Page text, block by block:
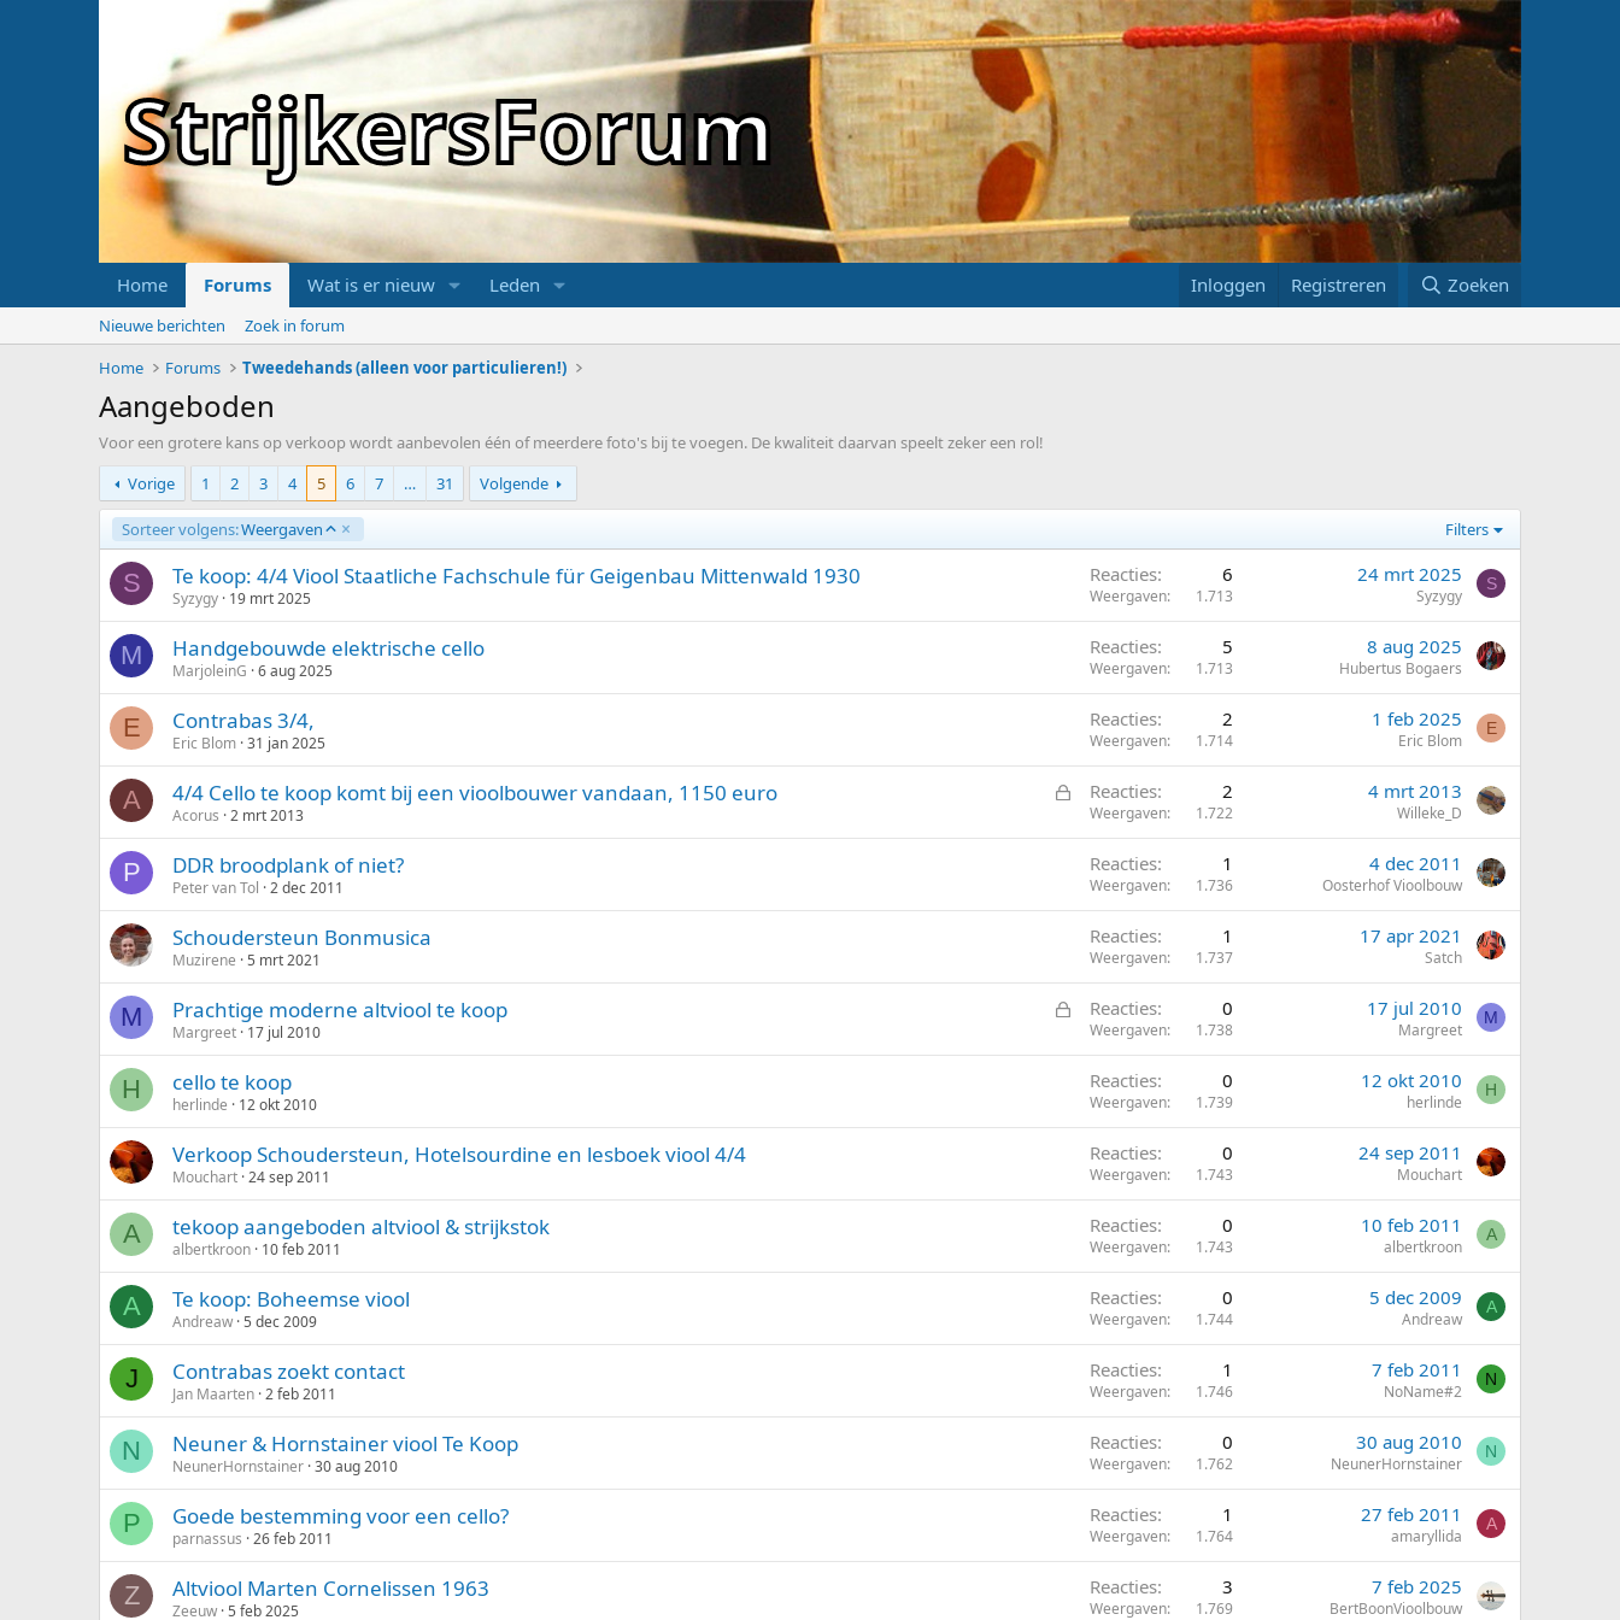
StrijkersForum
Home Forums Wat is er nieuw Leden Inloggen Registreren Zoeken
Nieuwe berichten
Zoek in forum
Home
Forums Tweedehands (alleen voor particulieren!)
Aangeboden
Voor een grotere kans op verkoop wordt aanbevolen één of meerdere foto's bij te voegen. De kwaliteit daarvan speelt zeker een rol!
Vorige
1 2 3 4 5 6 7 … 31 Volgende
Sorteer volgens:Weergaven
O
p
l
o
e
n
d
Filters
S Te koop: 4/4 Viool Staatliche Fachschule für Geigenbau Mittenwald 1930
Syzygy 19 mrt 2025
Reacties 6
Weergaven 1.713
24 mrt 2025
Syzygy
S
M Handgebouwde elektrische cello
MarjoleinG 6 aug 2025
Reacties 5
Weergaven 1.713
8 aug 2025
Hubertus Bogaers
E Contrabas 3/4,
Eric Blom 31 jan 2025
Reacties 2
Weergaven 1.714
1 feb 2025
Eric Blom
E
A
G
s
t
4/4 Cello te koop komt bij een vioolbouwer vandaan, 1150 euro
Acorus 2 mrt 2013
Reacties 2
Weergaven 1.722
4 mrt 2013
Willeke_D
P DDR broodplank of niet?
Peter van Tol 2 dec 2011
Reacties 1
Weergaven 1.736
4 dec 2011
Oosterhof Vioolbouw
Schoudersteun Bonmusica
Muzirene 5 mrt 2021
Reacties 1
Weergaven 1.737
17 apr 2021
Satch
M
G
s
t
Prachtige moderne altviool te koop
Margreet 17 jul 2010
Reacties 0
Weergaven 1.738
17 jul 2010
Margreet
M
H cello te koop
herlinde 12 okt 2010
Reacties 0
Weergaven 1.739
12 okt 2010
herlinde
H
Verkoop Schoudersteun, Hotelsourdine en lesboek viool 4/4
Mouchart 24 sep 2011
Reacties 0
Weergaven 1.743
24 sep 2011
Mouchart
A tekoop aangeboden altviool & strijkstok
albertkroon 10 feb 2011
Reacties 0
Weergaven 1.743
10 feb 2011
albertkroon
A
A Te koop: Boheemse viool
Andreaw 5 dec 2009
Reacties 0
Weergaven 1.744
5 dec 2009
Andreaw
A
J Contrabas zoekt contact
Jan Maarten 2 feb 2011
Reacties 1
Weergaven 1.746
7 feb 2011
NoName#2
N
N Neuner & Hornstainer viool Te Koop
NeunerHornstainer 30 aug 2010
Reacties 0
Weergaven 1.762
30 aug 2010
NeunerHornstainer
N
P Goede bestemming voor een cello?
parnassus 26 feb 2011
Reacties 1
Weergaven 1.764
27 feb 2011
amaryllida
A
Z Altviool Marten Cornelissen 1963
Zeeuw 5 feb 2025
Reacties 3
Weergaven 1.769
7 feb 2025
BertBoonVioolbouw